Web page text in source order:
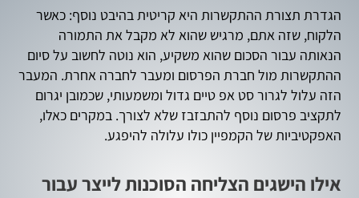
הגדרת תצורת ההתקשרות היא קריטית בהיבט נוסף: כאשר
הלקוח, שזה אתם, מרגיש שהוא לא מקבל את התמורה
הנאותה עבור הסכום שהוא משקיע, הוא נוטה לחשוב על סיום
ההתקשרות מול חברת הפרסום ומעבר לחברה אחרת. המעבר
הזה עלול לגרור סט אפ טיים גדול ומשמעותי, שכמובן יגרום
לתקציב פרסום נוסף להתבזבז שלא לצורך. במקרים כאלו,
האפקטיביות של הקמפיין כולו עלולה להיפגע.
אילו הישגים הצליחה הסוכנות לייצר עבור